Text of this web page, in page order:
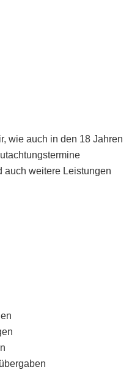
wie auch in den 18 Jahren
auch weitere Leistungen